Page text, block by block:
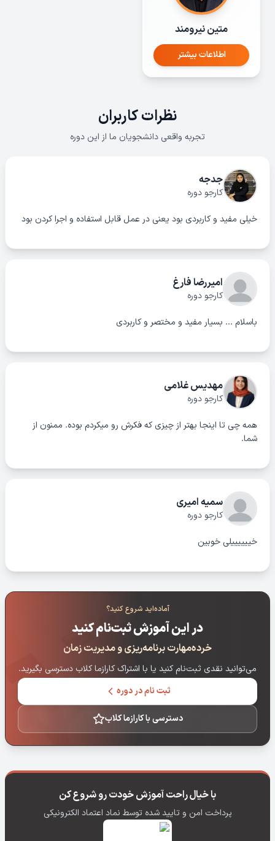
متین نیرومند
اطلاعات بیشتر
نظرات کاربران
تجربه واقعی دانشجویان ما از این دوره
جدجه
کارجو دوره
خیلی مفید و کاربردی بود یعنی در عمل قابل استفاده و اجرا کردن بود
امیررضا فارغ
کارجو دوره
باسلام ... بسیار مفید و مختصر و کاربردی
مهدیس غلامی
کارجو دوره
همه چی تا اینجا بهتر از چیزی که فکرش رو میکردم بوده. ممنون از
شما.
سمیه امیری
کارجو دوره
خییییییلی خوبین
آماده‌اید شروع کنید؟
در این آموزش ثبت‌نام کنید
خرده‌مهارت برنامه‌ریزی و مدیریت زمان
می‌توانید نقدی ثبت‌نام کنید یا با اشتراک کارازما کلاب دسترسی بگیرید.
ثبت نام در دوره
دسترسی با کارازما کلاب
با خیال راحت آموزش خودت رو شروع کن
پرداخت امن و تایید شده توسط نماد اعتماد الکترونیکی